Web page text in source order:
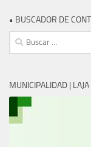
• BUSCADOR DE
Buscar:
MUNICIPALIDAD | LAJA